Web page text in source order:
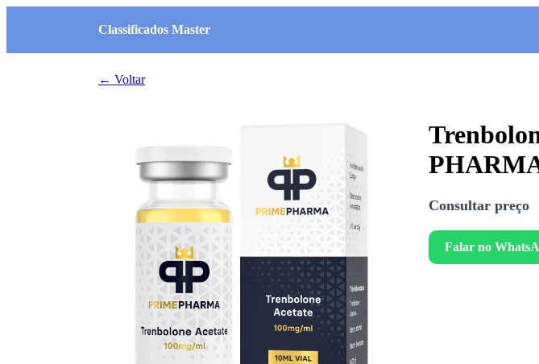
Classificados Master
← Voltar
Consultar preço
Falar no